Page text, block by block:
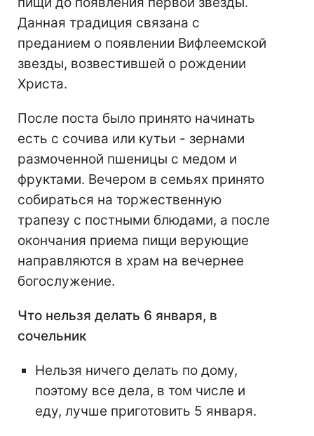
Данная традиция связана с
преданием о появлении Вифлеемской
звезды, возвестившей о рождении
Христа.
После поста было принято начинать
есть с сочива или кутьи - зернами
размоченной пшеницы с медом и
фруктами. Вечером в семьях принято
собираться на торжественную
трапезу с постными блюдами, а после
окончания приема пищи верующие
направляются в храм на вечернее
богослужение.
Что нельзя делать 6 января, в
сочельник
Нельзя ничего делать по дому,
поэтому все дела, в том числе и
еду, лучше приготовить 5 января.